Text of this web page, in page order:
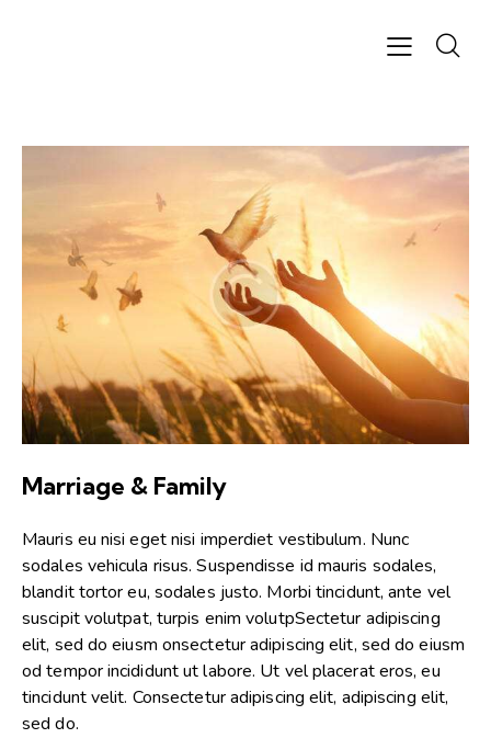
Marriage & Family
Mauris eu nisi eget nisi imperdiet vestibulum. Nunc
sodales vehicula risus. Suspendisse id mauris sodales,
blandit tortor eu, sodales justo. Morbi tincidunt, ante vel
suscipit volutpat, turpis enim volutpSectetur adipiscing
elit, sed do eiusm onsectetur adipiscing elit, sed do eiusm
od tempor incididunt ut labore. Ut vel placerat eros, eu
tincidunt velit. Consectetur adipiscing elit, adipiscing elit,
sed do.